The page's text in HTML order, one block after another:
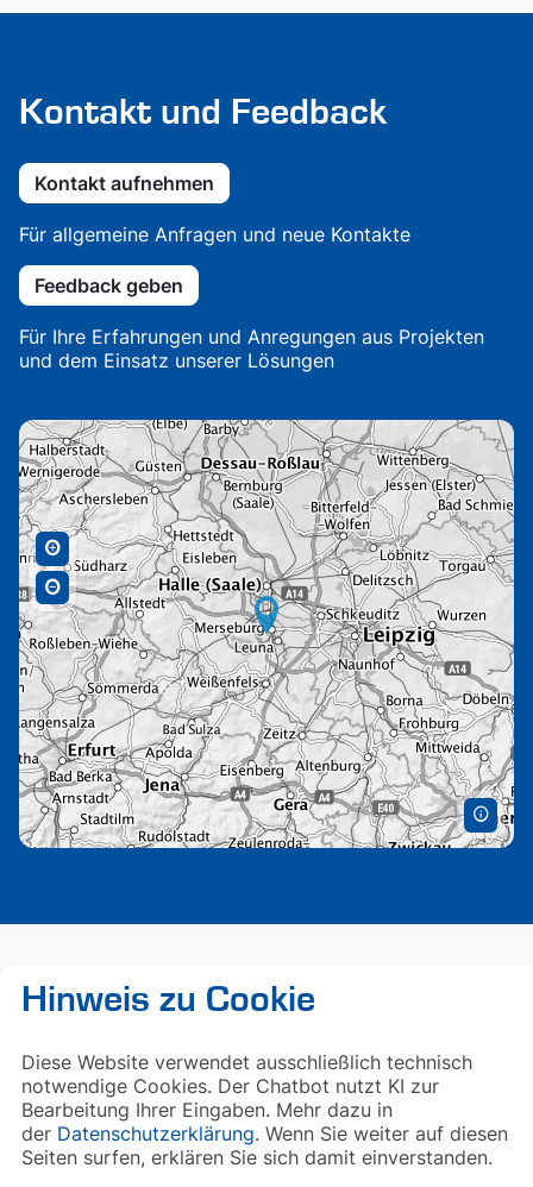
Hinweis zu Cookie
Diese Website verwendet ausschließlich technisch
notwendige Cookies. Der Chatbot nutzt KI zur
Bearbeitung Ihrer Eingaben. Mehr dazu in
der Datenschutzerklärung. Wenn Sie weiter auf diesen
Seiten surfen, erklären Sie sich damit einverstanden.
Kontakt und Feedback
Kontakt aufnehmen
Für allgemeine Anfragen und neue Kontakte
Feedback geben
Für Ihre Erfahrungen und Anregungen aus Projekten
und dem Einsatz unserer Lösungen